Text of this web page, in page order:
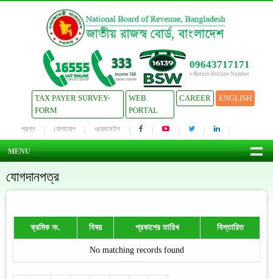
09643717171
e-Return Hotline Number
TAX PAYER SURVEY-
FORM
WEB
PORTAL
CAREER ENGLISH
প্রশ্ন যোগাযোগ ওয়েবমেইল
MENU
যোগদানপত্র
ক্রমিক নং. বিষয় প্রকাশের তারিখ বিস্তারিত
No matching records found